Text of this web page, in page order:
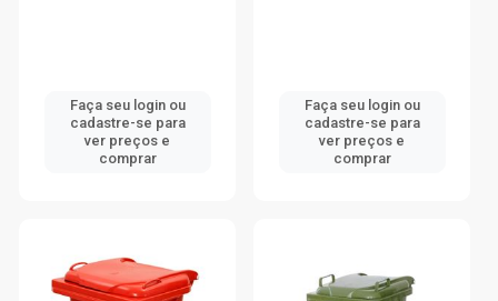
Faça seu login ou
cadastre-se para
ver preços e
comprar
Faça seu login ou
cadastre-se para
ver preços e
comprar